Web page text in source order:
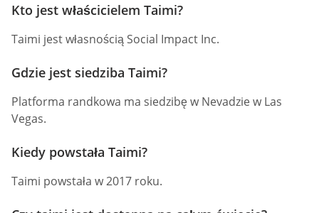
Kto jest właścicielem Taimi?
Taimi jest własnością Social Impact Inc.
Gdzie jest siedziba Taimi?
Platforma randkowa ma siedzibę w Nevadzie w Las
Vegas.
Kiedy powstała Taimi?
Taimi powstała w 2017 roku.